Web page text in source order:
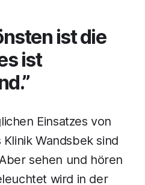
ist die
ist
Einsatzes von
Wandsbek sind
sehen und hören
wird in der